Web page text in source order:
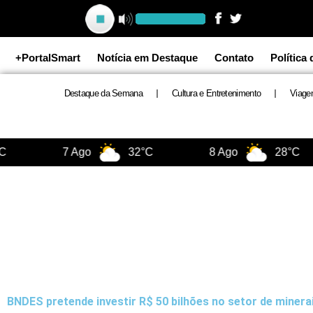
conteúdo
+PortalSmart Notícia em Destaque Contato Política
Destaque da Semana Cultura e Entretenimento
7 Ago 32°C 8 Ago 28°C
BNDES pretende investir R$ 50 bilhões no setor de